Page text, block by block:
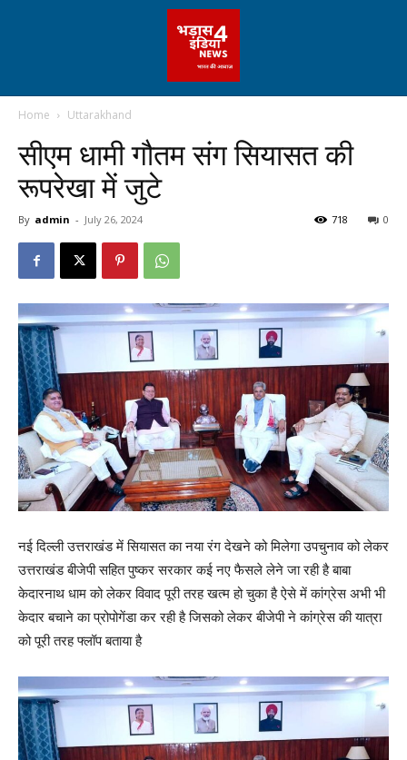
Home Uttarakhand
सीएम धामी गौतम संग सियासत की
रूपरेखा में जुटे
By admin - July 26, 2024 0
718
नई दिल्ली उत्तराखंड में सियासत का नया रंग देखने को मिलेगा उपचुनाव को लेकर
उत्तराखंड बीजेपी सहित पुष्कर सरकार कई नए फैसले लेने जा रही है बाबा
केदारनाथ धाम को लेकर विवाद पूरी तरह खत्म हो चुका है ऐसे में कांग्रेस अभी भी
केदार बचाने का प्रोपोगेंडा कर रही है जिसको लेकर बीजेपी ने कांग्रेस की यात्रा
को पूरी तरह फ्लॉप बताया है